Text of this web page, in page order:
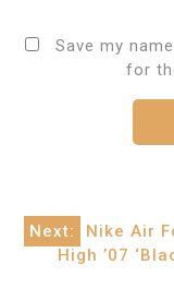
Save my
for
Post
Next:
Nike Air
High ’07